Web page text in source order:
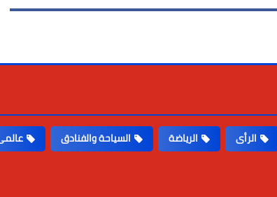
الرأى الرياضة السياحة والفنادق